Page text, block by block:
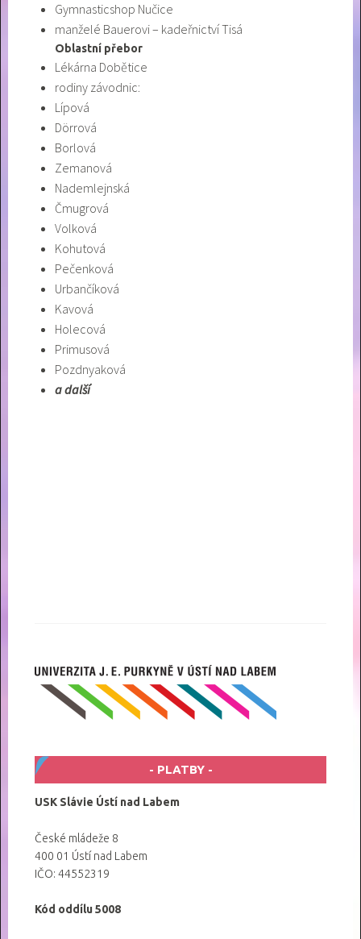
Gymnasticshop Nučice
manželé Bauerovi – kadeřnictví Tisá
Oblastní přebor
Lékárna Dobětice
rodiny závodnic:
Lípová
Dörrová
Borlová
Zemanová
Nademlejnská
Čmugrová
Volková
Kohutová
Pečenková
Urbančíková
Kavová
Holecová
Primusová
Pozdnyaková
a další
PLATBY
USK Slávie Ústí nad Labem
České mládeže 8
400 01 Ústí nad Labem
IČO: 44552319
Kód oddílu 5008